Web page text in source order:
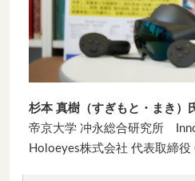
杉本 真樹（すぎもと・まき）
帝京大学 冲永総合研究所
Holoeyes株式会社 代表取締役